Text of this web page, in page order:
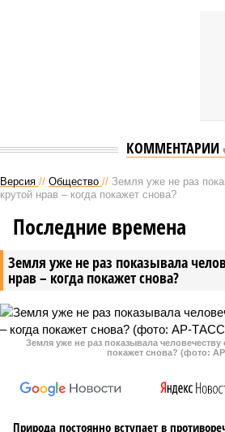
КОММЕНТАРИИ
Версия // Общество // Земля уже не раз
крутой нрав – когда покажет снова?
Земля уже не раз показывала
нрав – когда покажет снова?
Последние времена
Земля уже не раз показывала человечеству
покажет снова? (фото:
Природа постоянно вступает в